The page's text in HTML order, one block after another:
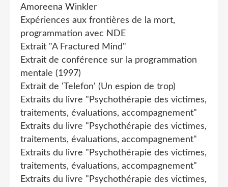
Amoreena Winkler
Expériences aux frontières de la mort,
programmation avec NDE
Extrait "A Fractured Mind"
Extrait de conférence sur la programmation
mentale (1997)
Extrait de 'Telefon' (Un espion de trop)
Extraits du livre "Psychothérapie des victimes,
traitements, évaluations, accompagnement"
Extraits du livre "Psychothérapie des victimes,
traitements, évaluations, accompagnement"
Extraits du livre "Psychothérapie des victimes,
traitements, évaluations, accompagnement"
Extraits du livre "Psychothérapie des victimes,